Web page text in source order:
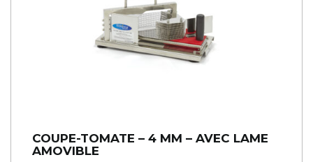
COUPE-TOMATE – 4 MM – AVEC LAME
AMOVIBLE